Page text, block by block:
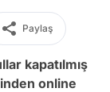
Paylaş
kapatılmış
online